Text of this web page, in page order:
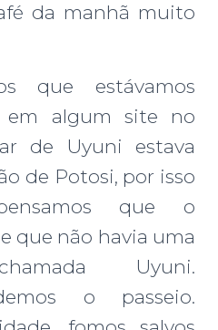
da manhã muito
que estávamos
em algum site no
de Uyuni estava
de Potosi, por isso
que o
que não havia uma
Uyuni.
o passeio.